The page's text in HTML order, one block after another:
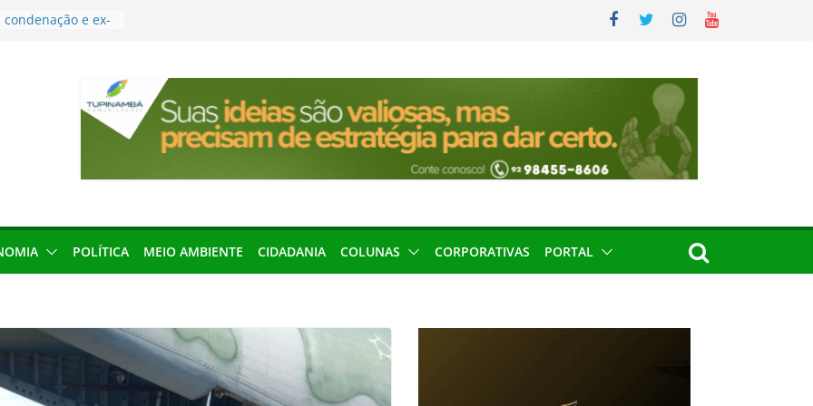
e ex-
podem barrar
de 2026 no
Amazônia
em São
discurso de
defesa do
públicaPOLÍTICA MEIO AMBIENTE CIDADANIA COLUNAS CORPORATIVAS PORTAL